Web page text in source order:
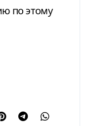
по этому